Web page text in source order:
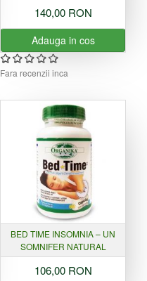
140,00 RON
Adauga in cos
Fara recenzii inca
BED TIME INSOMNIA – UN
SOMNIFER NATURAL
106,00 RON